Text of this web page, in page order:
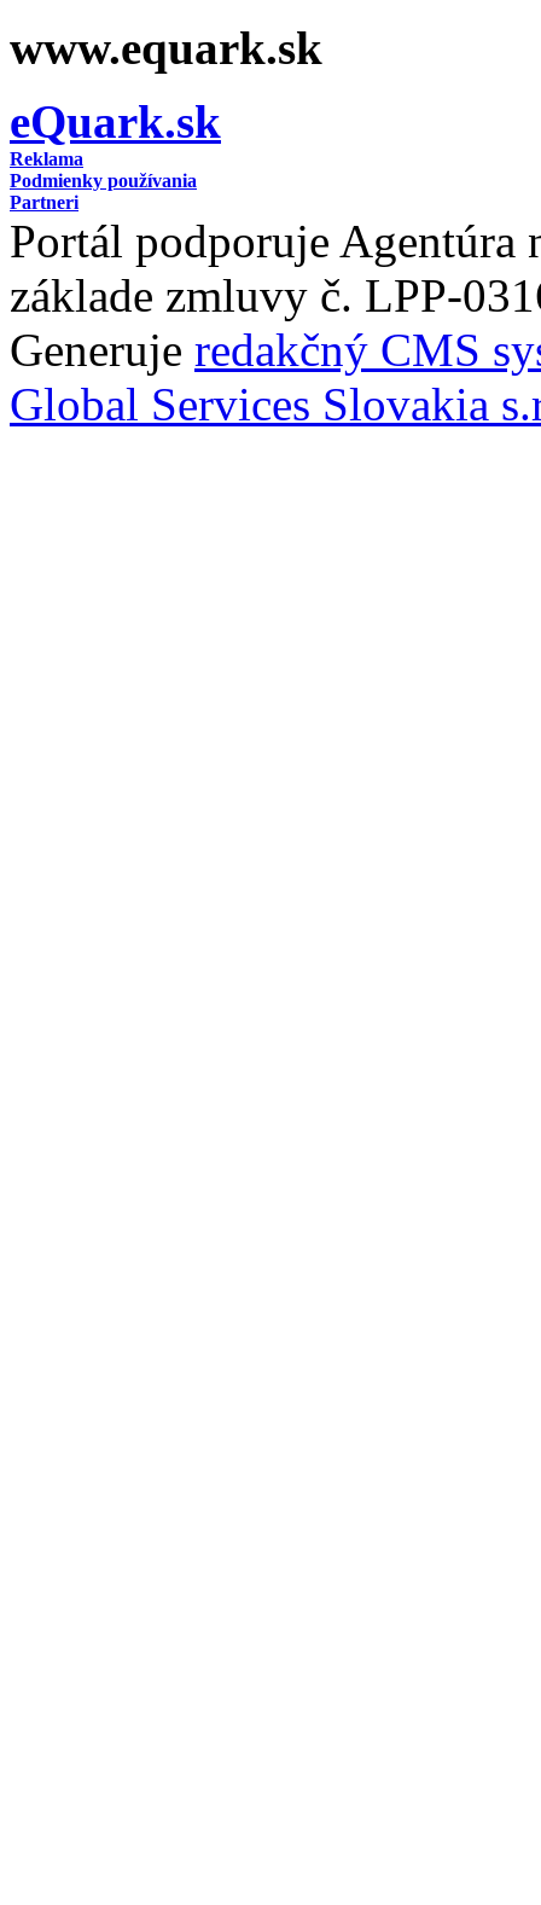
www.equark.sk
eQuark.sk
Reklama
Podmienky používania
Partneri
Portál podporuje Agentúra
základe zmluvy č. LPP-
Generuje redakčný CMS
Global Services Slovakia